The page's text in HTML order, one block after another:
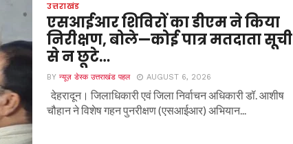
उत्तराखंड
एसआईआर शिविरों का डीएम ने किया
निरीक्षण, बोले—कोई पात्र मतदाता सूची
से न छूटे…
BYन्यूज़ डेस्क उत्तराखंड पहल AUGUST 6, 2026
देहरादून। जिलाधिकारी एवं जिला निर्वाचन अधिकारी डॉ. आशीष
चौहान ने विशेष गहन पुनरीक्षण (एसआईआर) अभियान...